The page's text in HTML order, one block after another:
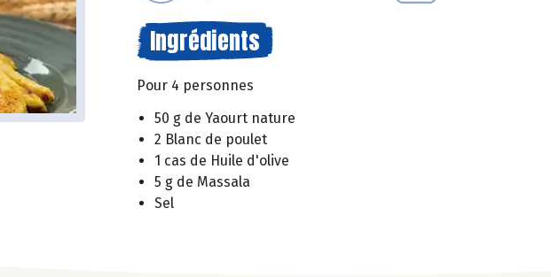
Ingrédients
Pour 4 personnes
50 g de Yaourt nature
2 Blanc de poulet
1 cas de Huile d'olive
5 g de Massala
Sel